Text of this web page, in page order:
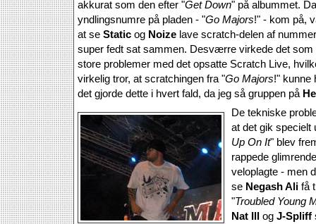
akkurat som den efter "Get Down" på albummet.
yndlingsnumre på pladen - "Go Majors!" - kom på,
at se Static og Noize lave scratch-delen af
super fedt sat sammen. Desværre virkede det som
store problemer med det opsatte Scratch Live,
virkelig tror, at scratchingen fra "Go Majors!" kunne
det gjorde dette i hvert fald, da jeg så gruppen på
De tekniske
at det gik specielt
Up On It" blev
rappede
veloplagte - men
se Negash Ali få
"Troubled Young
Nat Ill og J-Spliff